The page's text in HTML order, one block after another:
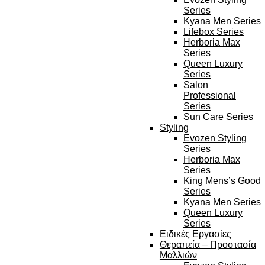
Series
Kyana Men Series
Lifebox Series
Herboria Max
Series
Queen Luxury
Series
Salon
Professional
Series
Sun Care Series
Styling
Evozen Styling
Series
Herboria Max
Series
King Mens’s Good
Series
Kyana Men Series
Queen Luxury
Series
Ειδικές Εργασίες
Θεραπεία – Προστασία
Μαλλιών